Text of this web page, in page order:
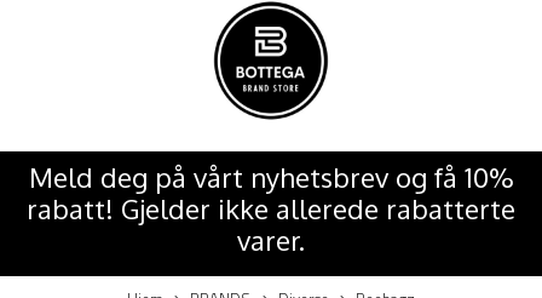
Meld deg på vårt nyhetsbrev og få 10%
rabatt! Gjelder ikke allerede rabatterte
varer.